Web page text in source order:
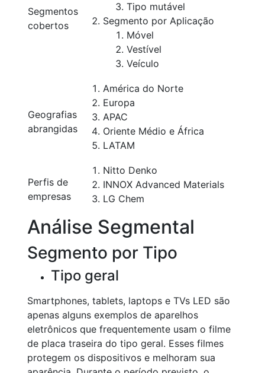
Segmentos
cobertos
Tipo mutável
Segmento por Aplicação
Móvel
Vestível
Veículo
Geografias
abrangidas
América do Norte
Europa
APAC
Oriente Médio e África
LATAM
Perfis de
empresas
Nitto Denko
INNOX Advanced Materials
LG Chem
Análise Segmental
Segmento por Tipo
Tipo geral
Smartphones, tablets, laptops e TVs LED são
apenas alguns exemplos de aparelhos
eletrônicos que frequentemente usam o filme
de placa traseira do tipo geral. Esses filmes
protegem os dispositivos e melhoram sua